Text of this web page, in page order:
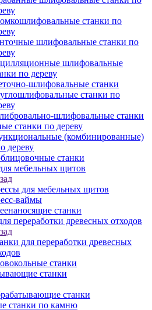
станки по
шлифовальные станки по
шлифовальные
по дереву
шлифовальные станки
станки по
шлифовальные станки
станки по дереву
(комбинированные)
дереву
станки
мебельных щитов
для мебельных щитов
ваймы
станки
переработки древесных отходов
для переработки древесных
станки
станки
станки
станки по камню